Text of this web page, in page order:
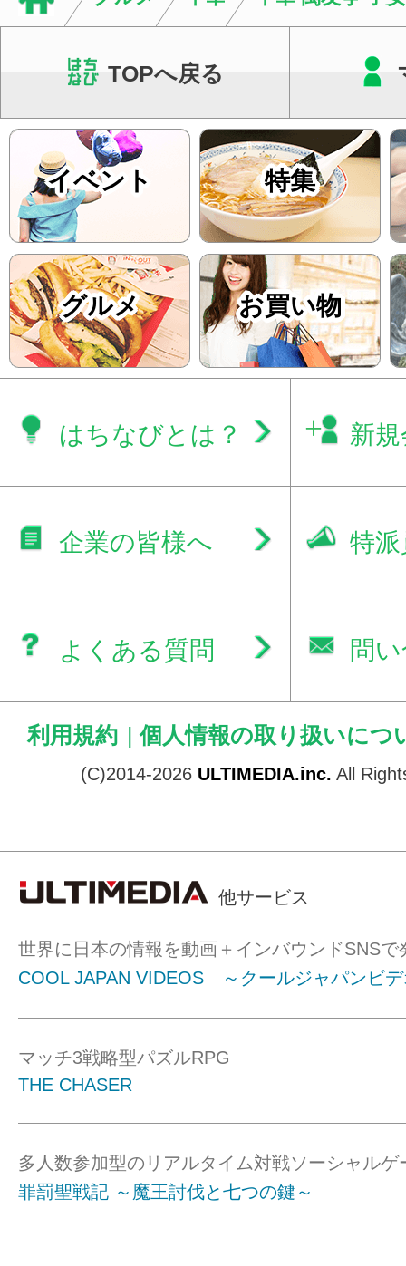
TOPへ戻る
イベント 特集
グルメ お買い物
はちなびとは？ 新
企業の皆様へ 特
よくある質問 問
利用規約 | 個人情報の取り扱いにつ
(C)2014-2026 ULTIMEDIA.inc. All
他サービス
世界に日本の情報を動画＋インバウンドSNSで
COOL JAPAN VIDEOS ～クールジャパンビ
マッチ3戦略型パズルRPG
THE CHASER
多人数参加型のリアルタイム対戦ソーシャルゲ
罪罰聖戦記 ～魔王討伐と七つの鍵～